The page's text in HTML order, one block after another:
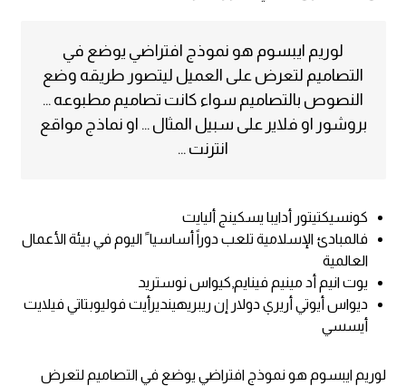
لوريم ايبسوم هو نموذج افتراضي يوضع في
التصاميم لتعرض على العميل ليتصور طريقه وضع
النصوص بالتصاميم سواء كانت تصاميم مطبوعه …
بروشور او فلاير على سبيل المثال … او نماذج مواقع
انترنت …
كونسيكتيتور أدايبا يسكينج أليايت
فالمبادئ الإسلامية تلعب دوراً أساسيا ً اليوم في بيئة الأعمال
العالمية
يوت انيم أد مينيم فينايم,كيواس نوستريد
ديواس أيوتي أريري دولار إن ريبريهينديرأيت فوليوبتاتي فيلايت
أيسسي
لوريم ايبسوم هو نموذج افتراضي يوضع في التصاميم لتعرض